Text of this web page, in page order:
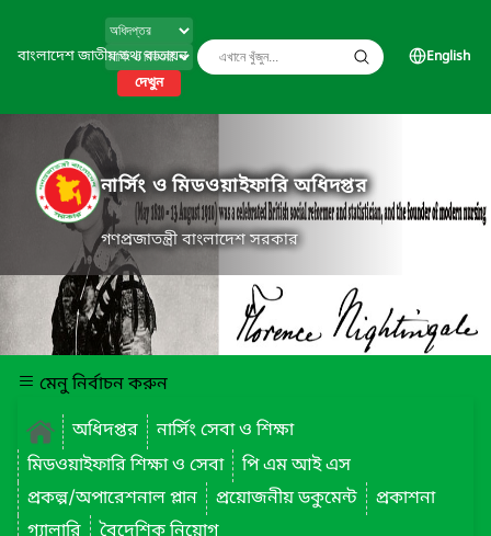
বাংলাদেশ জাতীয় তথ্য বাতায়ন
দেখুন
English
নার্সিং ও মিডওয়াইফারি অধিদপ্তর
গণপ্রজাতন্ত্রী বাংলাদেশ সরকার
মেনু নির্বাচন করুন
অধিদপ্তর
নার্সিং সেবা ও শিক্ষা
মিডওয়াইফারি শিক্ষা ও সেবা
পি এম আই এস
প্রকল্প/অপারেশনাল প্লান
প্রয়োজনীয় ডকুমেন্ট
প্রকাশনা